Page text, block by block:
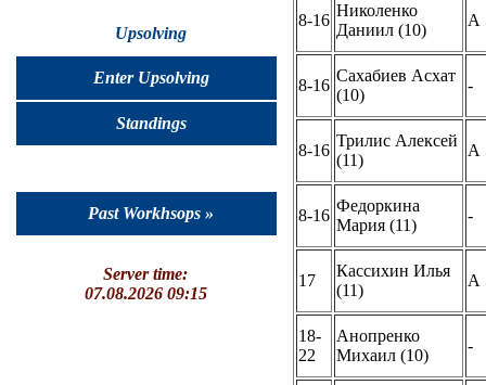
Upsolving
Enter Upsolving
Standings
Past Workhsops »
Server time:
07.08.2026 09:15
8-16
Николенко
Даниил (10)
A
8-16
Сахабиев Асхат
(10)
-
8-16
Трилис Алексей
(11)
A
8-16
Федоркина
Мария (11)
-
17
Кассихин Илья
(11)
A
18-
22
Анопренко
Михаил (10)
-